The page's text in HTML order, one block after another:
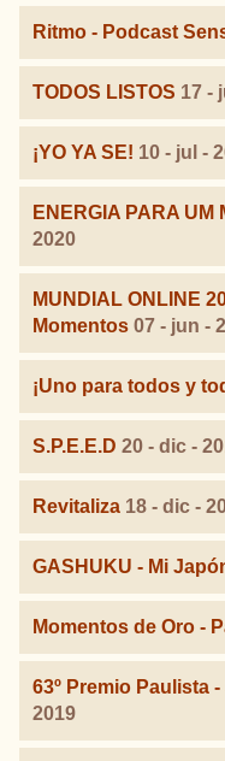
Ritmo - Podcast
TODOS LISTOS 17 -
¡YO YA SE! 10 - jul -
ENERGIA PARA UM
2020
MUNDIAL ONLINE
Momentos 07 - jun -
¡Uno para todos y
S.P.E.E.D 20 - dic -
Revitaliza 18 - dic -
GASHUKU - Mi
Momentos de Oro -
63º Premio Paulista
2019